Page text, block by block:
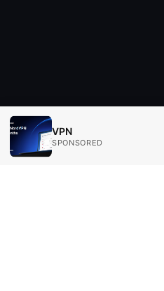
VPN
SPONSORED